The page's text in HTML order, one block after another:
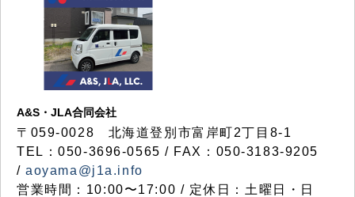
A&S・JLA合同会社
〒 059-0028 北海道登別市富岸町2丁目 8-1
TEL：050-3696-0565 / FAX：050-3183-9205
/aoyama@j1a.info
営業時間：10:00〜17:00 / 定休日：土曜日・日